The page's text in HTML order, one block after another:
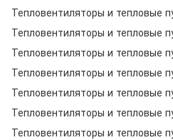
Тепловентиляторы и тепловые
Тепловентиляторы и тепловые
Тепловентиляторы и тепловые
Тепловентиляторы и тепловые
Тепловентиляторы и тепловые
Тепловентиляторы и тепловые
Тепловентиляторы и тепловые